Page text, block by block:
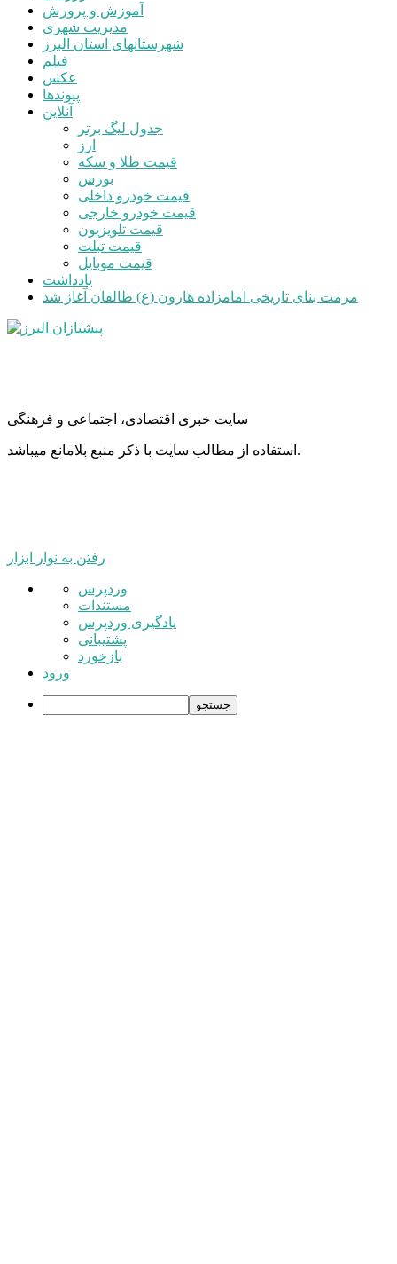
آموزش و پرورش
مدیریت شهری
شهرستانهای استان البرز
فیلم
عکس
پیوندها
آنلاین
جدول لیگ برتر
ارز
قیمت طلا و سکه
بورس
قیمت خودرو داخلی
قیمت خودرو خارجی
قیمت تلویزیون
قیمت تبلت
قیمت موبایل
یادداشت
مرمت بنای تاریخی امامزاده هارون (ع) طالقان آغاز شد
سایت خبری اقتصادی، اجتماعی و فرهنگی
استفاده از مطالب سایت با ذکر منبع بلامانع میباشد.
رفتن به نوار ابزار
درباره
وردپرس
وردپرس
مستندات
یادگیری وردپرس
پشتیبانی
بازخورد
ورود
جستجو